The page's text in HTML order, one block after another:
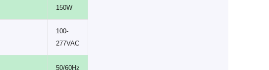
150W
100-
277VAC
50/60Hz